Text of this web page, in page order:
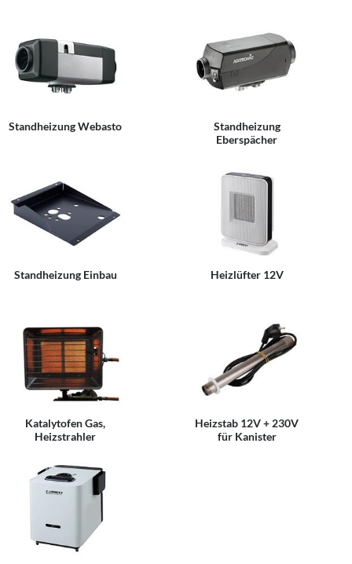
Standheizung Webasto
Standheizung
Eberspächer
Standheizung Einbau Heizlüfter 12V
Katalytofen Gas,
Heizstrahler
Heizstab 12V + 230V
für Kanister